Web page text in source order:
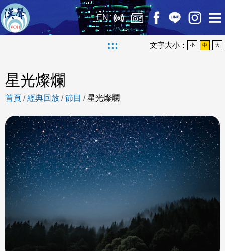
EN
::: 文字大小： 小 中 大
星光燦爛
首頁 /經典回放 /節目 /星光燦爛